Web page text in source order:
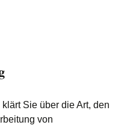
Sie über die Art, den
von